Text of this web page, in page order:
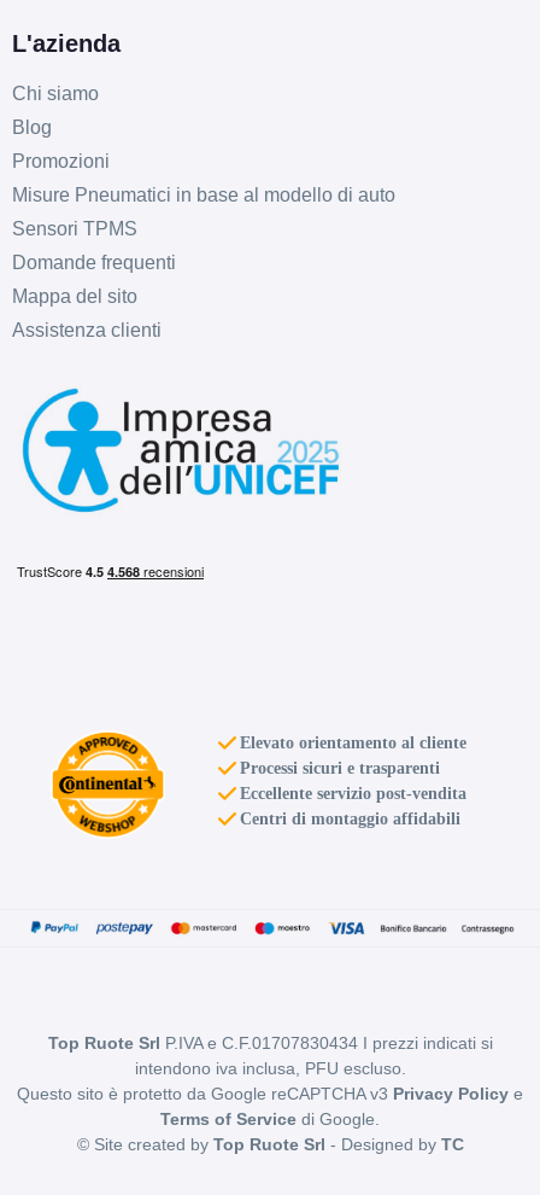
L'azienda
Chi siamo
Blog
Promozioni
Misure Pneumatici in base al modello di auto
Sensori TPMS
Domande frequenti
Mappa del sito
Assistenza clienti
Elevato orientamento al cliente
Processi sicuri e trasparenti
Eccellente servizio post-vendita
Centri di montaggio affidabili
Top Ruote Srl P.IVA e C.F.01707830434 I prezzi indicati si
intendono iva inclusa, PFU escluso.
Questo sito è protetto da Google reCAPTCHA v3 Privacy Policy e
Terms of Service di Google.
© Site created by Top Ruote Srl - Designed by TC